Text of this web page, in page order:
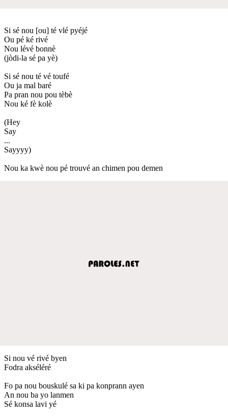
Si sé nou [ou] té vlé pyéjé
Ou pé ké rivé
Nou lévé bonnè
(jòdi-la sé pa yè)
Si sé nou té vé toufé
Ou ja mal baré
Pa pran nou pou tèbè
Nou ké fè kolè
(Hey
Say
...
Sayyyy)
Nou ka kwè nou pé trouvé an chimen pou demen
Si nou vé rivé byen
Fodra akséléré
Fo pa nou bouskulé sa ki pa konprann ayen
An nou ba yo lanmen
Sé konsa lavi yé